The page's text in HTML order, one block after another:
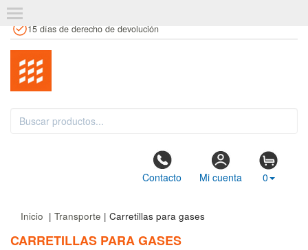
15 días de derecho de devolución
Contacto Mi cuenta 0
Inicio | Transporte | Carretillas para gases
CARRETILLAS PARA GASES